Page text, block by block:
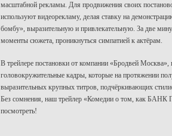
масштабной рекламы. Для продвижения своих
используют видеорекламу, делая ставку на
бомбу», выразительную и привлекательную. За две
моменты сюжета, проникнуться симпатией к актёрам.
В трейлере постановки от компании «Бродвей
головокружительные кадры, которые на протяжении
выразительных крупных титров, подчёркивающих
Без сомнения, наш трейлер «Комедии о том, как БАНК
посмотреть!